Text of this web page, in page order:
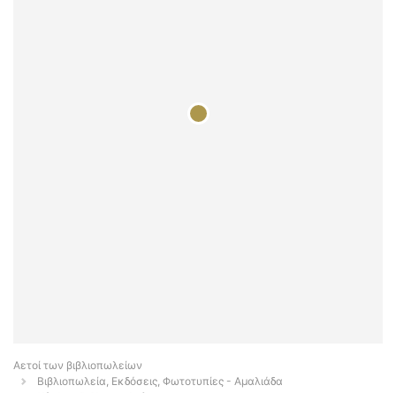
Αετοί των βιβλιοπωλείων
Βιβλιοπωλεία, Εκδόσεις, Φωτοτυπίες - Αμαλιάδα